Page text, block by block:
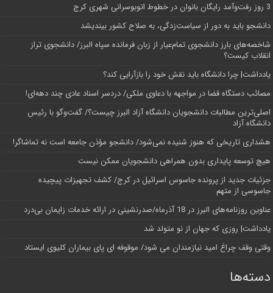
3 روز رفت‌وآمد رایگان بانوان در خطوط اتوبوسرانی شهری کرج
دانشجو باید به دور از سیاست‌زدگی، به صلاح کشور بیندیشد
شاخصه‌های بارز دانشجوی تمام‌عیار از زبان فرمانده سپاه البرز/ دانشجوی تراز
انقلاب کیست؟
یادداشت| چرا دانشگاه باید نقش خود را بازآرایی کند؟
مصائب دستگاه قضا در مواجهه با دعاوی ملکی/ دردسر اسناد عادی چند‌ دهه‌ای!
اصلی‌ترین مطالبات دانشجویان دانشگاه آزاد البرز چیست؟/ گفت‌وگو با رئیس
دانشگاه آز‌اد
هشداری تاریخی که هنوز شنیده نمی‌شود/ دانشجو مؤذن جامعه است نه تماشاگر!
هیچ توسعه پایداری بدون همراهی دانشجویان ممکن نیست
جزئیات جدید از پرونده جاسوس اسرائیل در کرج/‌ کشف تجهیزات پیچیده
جاسوسی از متهم
عناوین روزنامه‌های البرز در ‌18 آذرماه/صدرنشینی در ارائه خدمات زایمان بی‌درد
یادداشت| روزی که جهان از نو متولد شد
وقتی وقف چراغ امید نیازمندان می شود/ موقوفه ای پای بیماران کلیوی ایستاد
دسته‌ها